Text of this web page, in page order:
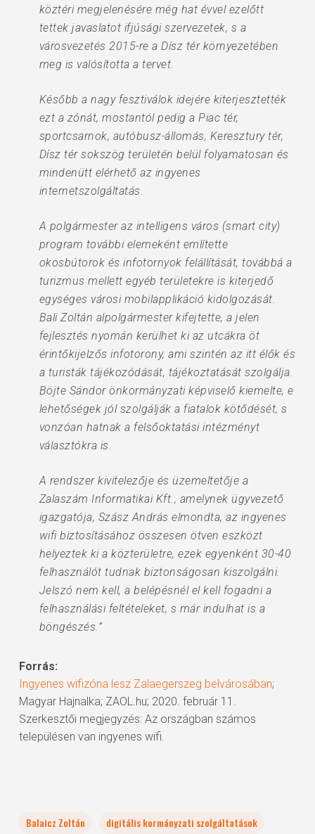
köztéri megjelenésére még hat évvel ezelőtt
tettek javaslatot ifjúsági szervezetek, s a
városvezetés 2015-re a Dísz tér környezetében
meg is valósította a tervet.
Később a nagy fesztiválok idejére kiterjesztették
ezt a zónát, mostantól pedig a Piac tér,
sportcsarnok, autóbusz-állomás, Keresztury tér,
Dísz tér sokszög területén belül folyamatosan és
mindenütt elérhető az ingyenes
internetszolgáltatás.
A polgármester az intel­li­gens város (smart city)
prog­ram további elemeként említette
okosbútorok és infotornyok felállítását, továbbá a
turizmus mellett egyéb területekre is kiterjedő
egységes városi mobilapplikáció kidolgozását.
Bali Zoltán alpolgármester kifejtette, a jelen
fejlesztés nyomán kerülhet ki az utcákra öt
érintőkijelzős info­torony, ami szintén az itt élők és
a turisták tájékozódását, tájékoztatását szolgálja.
Böjte Sándor önkormányzati képviselő kiemelte, e
lehetőségek jól szolgálják a fiatalok kötődését, s
vonzóan hatnak a felsőoktatási intézményt
választókra is.
A rendszer kivitelezője és üzemeltetője a
Zalaszám Informatikai Kft., amelynek ügyvezető
igazgatója, Szász András elmondta, az ingyenes
wifi biztosításához összesen ötven eszközt
helyeztek ki a közterületre, ezek egyenként 30-40
felhasználót tudnak biztonságosan kiszolgálni.
Jelszó nem kell, a belépésnél el kell fogadni a
felhasználási feltételeket, s már indulhat is a
böngészés.”
Forrás:
Ingyenes wifizóna lesz Zalaegerszeg belvárosában;
Magyar Hajnalka; ZAOL.hu; 2020. február 11.
Szerkesztői megjegyzés: Az országban számos
településen van ingyenes wifi.
Balaicz Zoltán
digitális kormányzati szolgáltatások